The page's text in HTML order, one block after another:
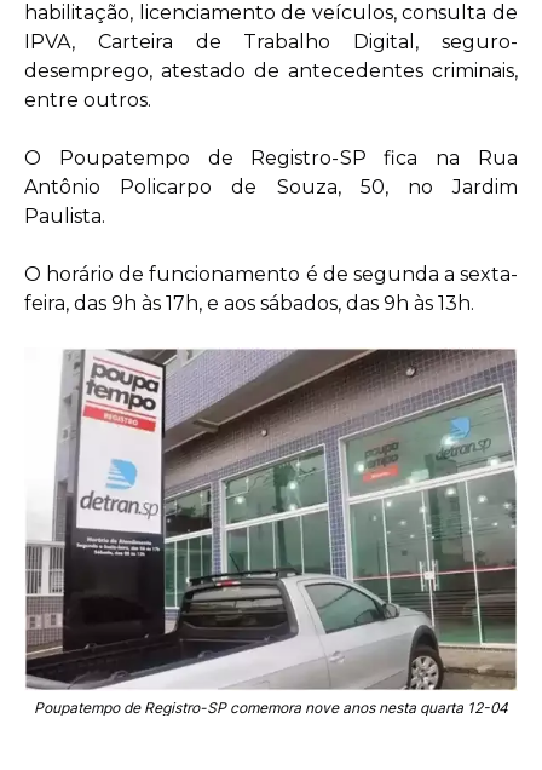
habilitação, licenciamento de veículos, consulta de
IPVA, Carteira de Trabalho Digital, seguro-
desemprego, atestado de antecedentes criminais,
entre outros.
O Poupatempo de Registro-SP fica na Rua
Antônio Policarpo de Souza, 50, no Jardim
Paulista.
O horário de funcionamento é de segunda a sexta-
feira, das 9h às 17h, e aos sábados, das 9h às 13h.
Poupatempo de Registro-SP comemora nove anos nesta quarta 12-04